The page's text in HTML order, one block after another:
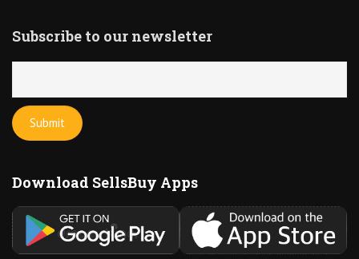
Subscribe to our newsletter
Download SellsBuy Apps